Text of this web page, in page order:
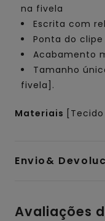
na fivela
Escrita com
Ponta do
Acabamento
Tamanho
fivela].
Materiais
Envio&
Avaliações